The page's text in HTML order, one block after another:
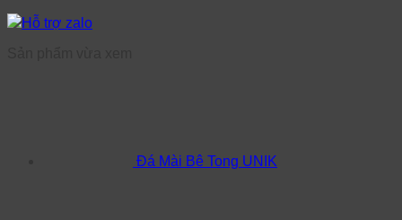
Hỗ trợ zalo
Đá Mài Bê Tong UNIK